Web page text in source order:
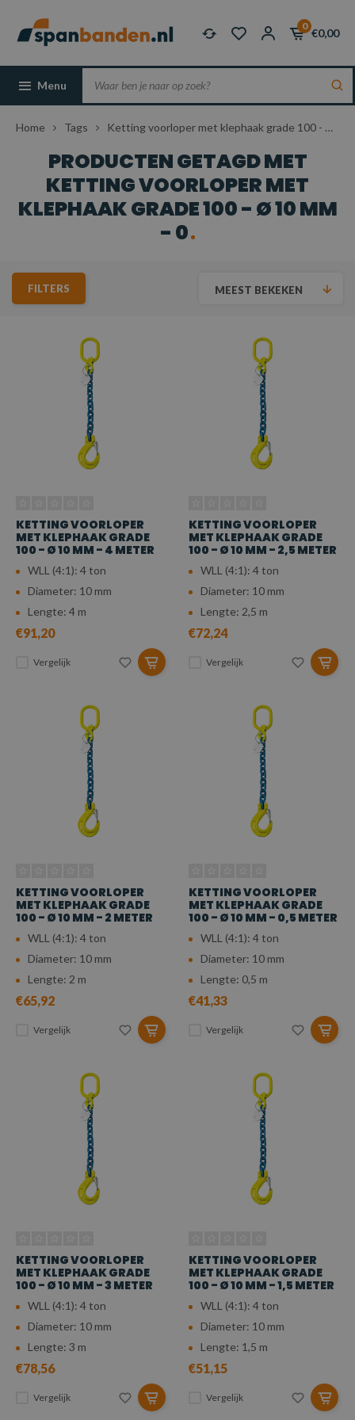
0
€0,00
Menu
Home Tags Ketting voorloper met klephaak grade 100 - Ø 10 mm - 0
PRODUCTEN GETAGD MET
KETTING VOORLOPER MET
KLEPHAAK GRADE 100 - Ø 10 MM
- 0
FILTERS MEEST BEKEKEN
KETTING VOORLOPER
MET KLEPHAAK GRADE
100 - Ø 10 MM - 4 METER
WLL (4:1): 4 ton
Diameter: 10 mm
Lengte: 4 m
€91,20
Vergelijk
KETTING VOORLOPER
MET KLEPHAAK GRADE
100 - Ø 10 MM - 2,5 METER
WLL (4:1): 4 ton
Diameter: 10 mm
Lengte: 2,5 m
€72,24
Vergelijk
KETTING VOORLOPER
MET KLEPHAAK GRADE
100 - Ø 10 MM - 2 METER
WLL (4:1): 4 ton
Diameter: 10 mm
Lengte: 2 m
€65,92
Vergelijk
KETTING VOORLOPER
MET KLEPHAAK GRADE
100 - Ø 10 MM - 0,5 METER
WLL (4:1): 4 ton
Diameter: 10 mm
Lengte: 0,5 m
€41,33
Vergelijk
KETTING VOORLOPER
MET KLEPHAAK GRADE
100 - Ø 10 MM - 3 METER
WLL (4:1): 4 ton
Diameter: 10 mm
Lengte: 3 m
€78,56
Vergelijk
KETTING VOORLOPER
MET KLEPHAAK GRADE
100 - Ø 10 MM - 1,5 METER
WLL (4:1): 4 ton
Diameter: 10 mm
Lengte: 1,5 m
€51,15
Vergelijk